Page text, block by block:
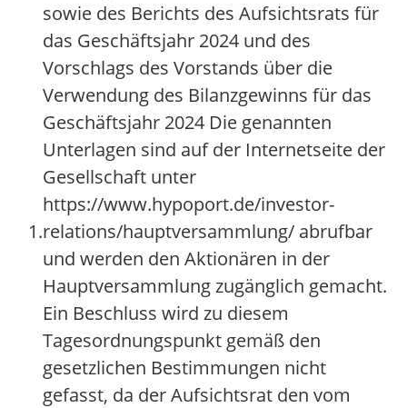
1.
sowie des Berichts des Aufsichtsrats für
das Geschäftsjahr 2024 und des
Vorschlags des Vorstands über die
Verwendung des Bilanzgewinns für das
Geschäftsjahr 2024 Die genannten
Unterlagen sind auf der Internetseite der
Gesellschaft unter
https://www.hypoport.de/investor-
relations/hauptversammlung/ abrufbar
und werden den Aktionären in der
Hauptversammlung zugänglich gemacht.
Ein Beschluss wird zu diesem
Tagesordnungspunkt gemäß den
gesetzlichen Bestimmungen nicht
gefasst, da der Aufsichtsrat den vom